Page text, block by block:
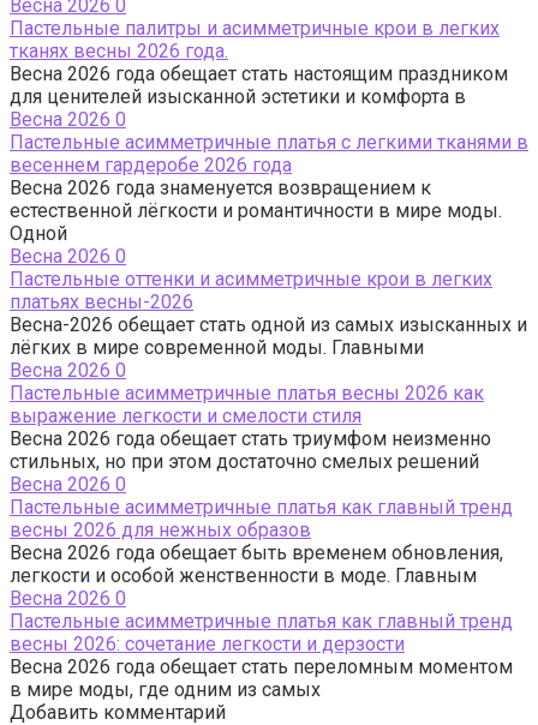
Весна 2026 0
Пастельные палитры и асимметричные крои в легких
тканях весны 2026 года.
Весна 2026 года обещает стать настоящим праздником
для ценителей изысканной эстетики и комфорта в
Весна 2026 0
Пастельные асимметричные платья с легкими тканями в
весеннем гардеробе 2026 года
Весна 2026 года знаменуется возвращением к
естественной лёгкости и романтичности в мире моды.
Одной
Весна 2026 0
Пастельные оттенки и асимметричные крои в легких
платьях весны-2026
Весна-2026 обещает стать одной из самых изысканных и
лёгких в мире современной моды. Главными
Весна 2026 0
Пастельные асимметричные платья весны 2026 как
выражение легкости и смелости стиля
Весна 2026 года обещает стать триумфом неизменно
стильных, но при этом достаточно смелых решений
Весна 2026 0
Пастельные асимметричные платья как главный тренд
весны 2026 для нежных образов
Весна 2026 года обещает быть временем обновления,
легкости и особой женственности в моде. Главным
Весна 2026 0
Пастельные асимметричные платья как главный тренд
весны 2026: сочетание легкости и дерзости
Весна 2026 года обещает стать переломным моментом
в мире моды, где одним из самых
Добавить комментарий